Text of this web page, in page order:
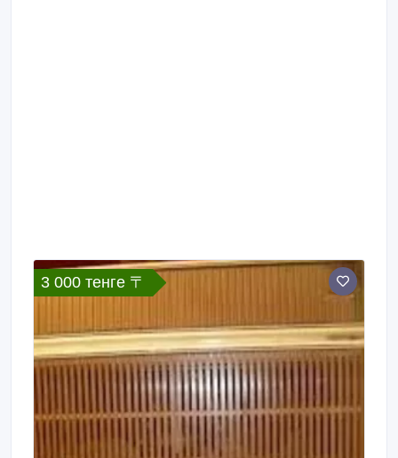
3 000 тенге 〒